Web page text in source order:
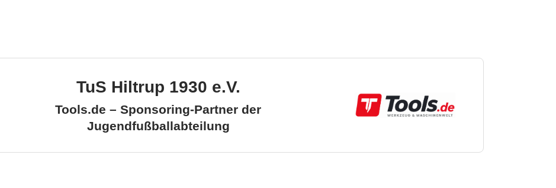
TuS Hiltrup 1930 e.V.
Tools.de – Sponsoring-Partner der
Jugendfußballabteilung